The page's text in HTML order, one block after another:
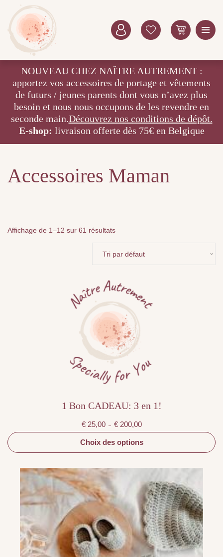
NOUVEAU CHEZ NAÎTRE AUTREMENT :
apportez vos accessoires de portage et vêtements
de futurs / jeunes parents dont vous n’avez plus
besoin et nous nous occupons de les revendre en
seconde main.Découvrez nos conditions de dépôt.
E-shop: livraison offerte dès 75€ en Belgique
Accessoires Maman
Affichage de 1–12 sur 61 résultats
1 Bon CADEAU: 3 en 1!
€25,00 – €200,00Plage
de
prix :
à
€ 200,00
Choix des options
a
plusieurs
variations.
options
peuvent
être
choisies
sur
la
produit
a
plusieurs
Les
options
peuvent
être
choisies
sur
la